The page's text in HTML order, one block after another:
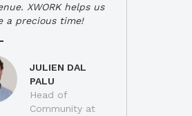
XWORK helps us
a precious time!
JULIEN DAL
PALU
Head of
Community at